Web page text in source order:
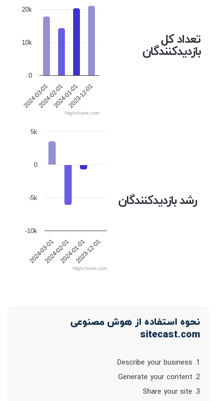
تعداد کل
بازدیدکنندگان
2024-03-012024-02-012024-01-012023-12-01
0
10k
20k
Highcharts.com
رشد بازدیدکنندگان
2024-03-012024-02-012024-01-012023-12-01
-5k
0
5k
-10k
Highcharts.com
نحوه استفاده از هوش مصنوعی
sitecast.com
1. Describe your business
2. Generate your content
3. Share your site